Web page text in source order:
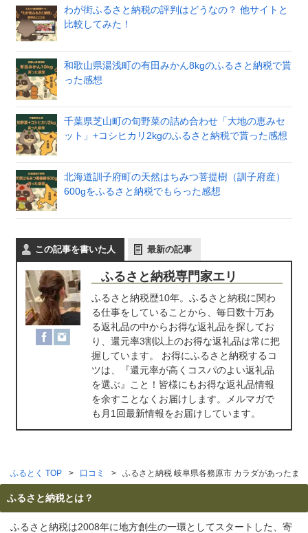
わが街ふるさと納税の評判はどうなの？ 他サイトと
比較してみた！
和歌山県湯浅町の有田みかん8kgのふるさと納税で貰
った感想
千葉県芝山町の旬野菜の詰め合わせ「大地の恵みセ
ット」+コシヒカリ2kgのふるさと納税で貰った感想
北海道訓子府町の天然はちみつ菩提樹（訓子府産）
600gをふるさと納税でもらった感想
この記事を書いた人 最新の記事
ふるさと納税専門家エリ
ふるさと納税歴10年。ふるさと納税に関わ
る仕事をしていることから、毎日数十万あ
る返礼品の中からお得な返礼品を探してお
り、還元率3割以上のお得な返礼品は常に把
握しています。 お得にふるさと納税するコ
ツは、『還元率が高くコスパのよい返礼品
を選ぶ』こと！皆様にもお得な返礼品情報
を余すことなくお届けします。メルマガで
も月1回最新情報をお届けしています。
ふるとく TOP 口コミ ふるさと納税 岐阜県各務原市 カラダがあったま
ふるさと納税とは？
ふるさと納税は2008年に地方創生の一環としてスタートした、寄